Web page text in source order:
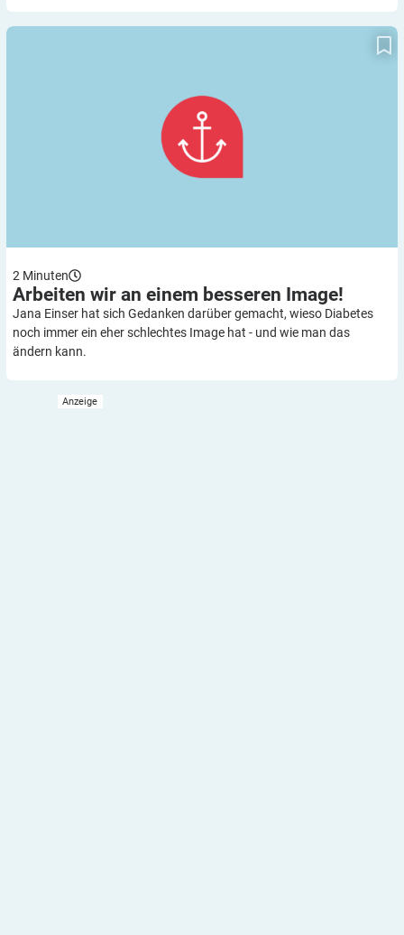
2 Minuten
Arbeiten wir an einem besseren Image!
Jana Einser hat sich Gedanken darüber gemacht, wieso Diabetes
noch immer ein eher schlechtes Image hat - und wie man das
ändern kann.